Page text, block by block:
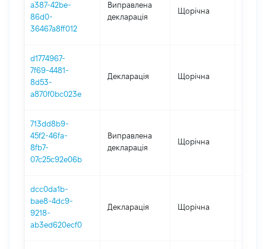
a387-42be-
86d0-
36467a8ff012
Виправлена
декларація
Щорічна
d1774967-
7f69-4481-
8d53-
a870f0bc023e
Декларація Щорічна
713dd8b9-
45f2-46fa-
8fb7-
07c25c92e06b
Виправлена
декларація
Щорічна
dcc0da1b-
bae8-4dc9-
9218-
ab3ed620ecf0
Декларація Щорічна